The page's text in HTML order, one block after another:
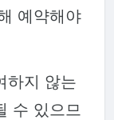
예약해야
하지 않는
수 있으므